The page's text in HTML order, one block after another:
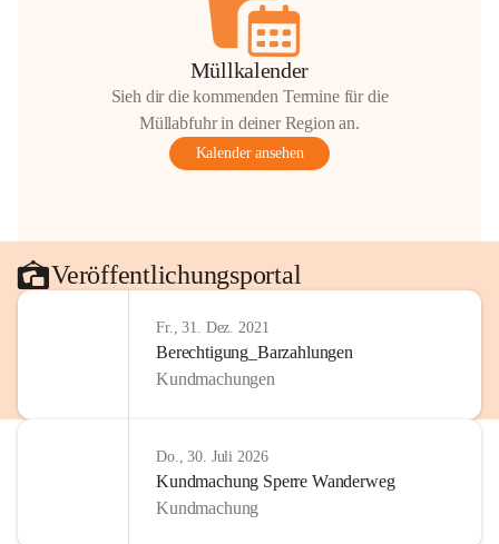
Müllkalender
Sieh dir die kommenden Termine für die
Müllabfuhr in deiner Region an.
Kalender ansehen
Veröffentlichungsportal
Fr., 31. Dez. 2021
Berechtigung_Barzahlungen
Kundmachungen
Do., 30. Juli 2026
Kundmachung Sperre Wanderweg
Kundmachung